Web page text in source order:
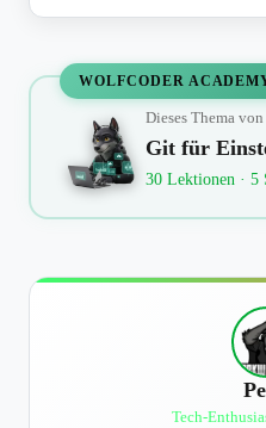
WOLFCODER
Dieses Thema
Git für
30 Lektionen · 5
Tech-